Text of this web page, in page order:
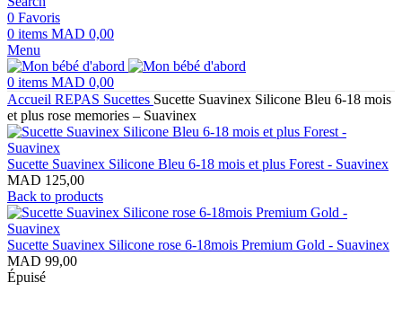
0 Favoris
0 items MAD 0,00
Menu
0 items MAD 0,00
Accueil REPAS Sucettes Sucette Suavinex Silicone Bleu 6-18 mois
et plus rose memories – Suavinex
Sucette Suavinex Silicone Bleu 6-18 mois et plus Forest - Suavinex
MAD 125,00
Back to products
Sucette Suavinex Silicone rose 6-18mois Premium Gold - Suavinex
MAD 99,00
Épuisé